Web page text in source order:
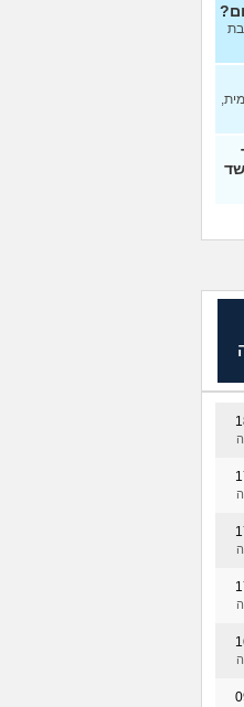
בת
שד